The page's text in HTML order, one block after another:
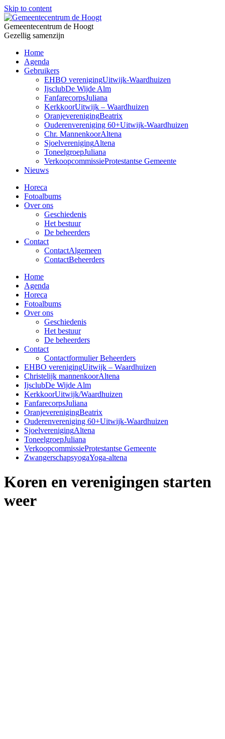
Skip to content
Gemeentecentrum de Hoogt
Gezellig samenzijn
Home
Agenda
Gebruikers
EHBO verenigingUitwijk-Waardhuizen
IjsclubDe Wijde Alm
FanfarecorpsJuliana
KerkkoorUitwijk – Waardhuizen
OranjeverenigingBeatrix
Ouderenvereniging 60+Uitwijk-Waardhuizen
Chr. MannenkoorAltena
SjoelverenigingAltena
ToneelgroepJuliana
VerkoopcommissieProtestantse Gemeente
Nieuws
Horeca
Fotoalbums
Over ons
Geschiedenis
Het bestuur
De beheerders
Contact
ContactAlgemeen
ContactBeheerders
Home
Agenda
Horeca
Fotoalbums
Over ons
Geschiedenis
Het bestuur
De beheerders
Contact
Contactformulier Beheerders
EHBO verenigingUitwijk – Waardhuizen
Christelijk mannenkoorAltena
IjsclubDe Wijde Alm
KerkkoorUitwijk/Waardhuizen
FanfarecorpsJuliana
OranjeverenigingBeatrix
Ouderenvereniging 60+Uitwijk-Waardhuizen
SjoelverenigingAltena
ToneelgroepJuliana
VerkoopcommissieProtestantse Gemeente
ZwangerschapsyogaYoga-altena
Koren en verenigingen starten
weer